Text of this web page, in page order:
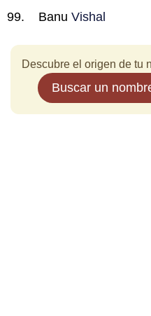
Banu Vishal
Descubre el origen de tu
Buscar un